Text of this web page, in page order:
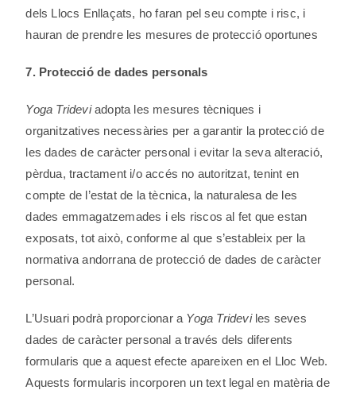
dels Llocs Enllaçats, ho faran pel seu compte i risc, i
hauran de prendre les mesures de protecció oportunes
7. Protecció de dades personals
Yoga Trideviadopta les mesures tècniques i
organitzatives necessàries per a garantir la protecció de
les dades de caràcter personal i evitar la seva alteració,
pèrdua, tractament i/o accés no autoritzat, tenint en
compte de l’estat de la tècnica, la naturalesa de les
dades emmagatzemades i els riscos al fet que estan
exposats, tot això, conforme al que s’estableix per la
normativa andorrana de protecció de dades de caràcter
personal.
L’Usuari podrà proporcionar a Yoga Trideviles seves
dades de caràcter personal a través dels diferents
formularis que a aquest efecte apareixen en el Lloc Web.
Aquests formularis incorporen un text legal en matèria de